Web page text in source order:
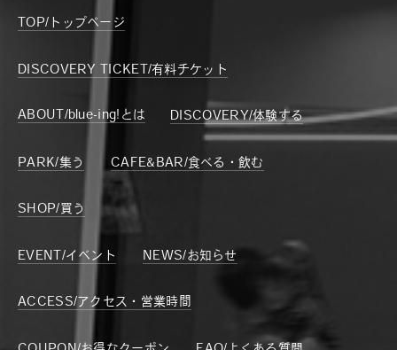
TOP/トップページ
DISCOVERY TICKET/有料チケット
ABOUT/blue-ing!とは DISCOVERY/体験する
PARK/集う CAFE&BAR/食べる・飲む
SHOP/買う
EVENT/イベント NEWS/お知らせ
ACCESS/アクセス・営業時間